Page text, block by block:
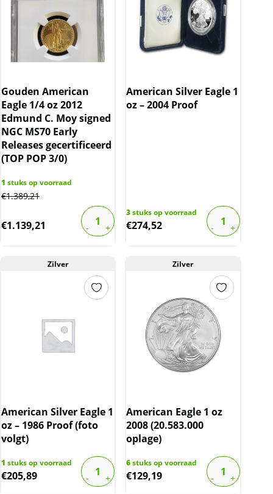
Gouden American
Eagle 1/4 oz 2012
Edmund C. Moy signed
NGC MS70 Early
Releases gecertificeerd
(TOP POP 3/0)
1 stuks op voorraad
€1.389,21
€1.139,21
American Silver Eagle 1
oz – 2004 Proof
3stuks op voorraad
€274,52
Zilver
American Silver Eagle 1
oz – 1986 Proof (foto
volgt)
1 stuks op voorraad
€205,89
Zilver
American Eagle 1 oz
2008 (20.583.000
oplage)
6stuks op voorraad
€129,19